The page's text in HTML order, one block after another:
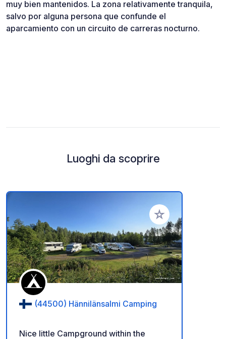
muy bien mantenidos. La zona relativamente tranquila,
salvo por alguna persona que confunde el
aparcamiento con un circuito de carreras nocturno.
Luoghi da scoprire
Aggiungi ai tuoi
(44500) Hännilänsalmi Camping
Nice little Campground within the